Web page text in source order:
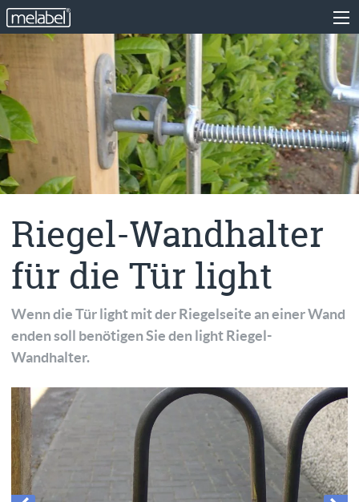
Riegel-Wandhalter
für die Tür light
Wenn die Tür light mit der Riegelseite an einer Wand
enden soll benötigen Sie den light Riegel-
Wandhalter.